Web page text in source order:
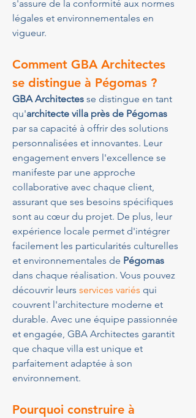
s'assure de la conformité aux normes
légales et environnementales en
vigueur.
Comment GBA Architectes
se distingue à Pégomas ?
GBA Architectes se distingue en tant
qu'architecte villa près de Pégomas
par sa capacité à offrir des solutions
personnalisées et innovantes. Leur
engagement envers l'excellence se
manifeste par une approche
collaborative avec chaque client,
assurant que ses besoins spécifiques
sont au cœur du projet. De plus, leur
expérience locale permet d'intégrer
facilement les particularités culturelles
et environnementales de Pégomas
dans chaque réalisation. Vous pouvez
découvrir leurs services variés qui
couvrent l'architecture moderne et
durable. Avec une équipe passionnée
et engagée, GBA Architectes garantit
que chaque villa est unique et
parfaitement adaptée à son
environnement.
Pourquoi construire à